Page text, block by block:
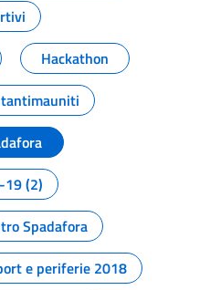
Hackathon
19 (2)
Spadafora
e periferie 2018